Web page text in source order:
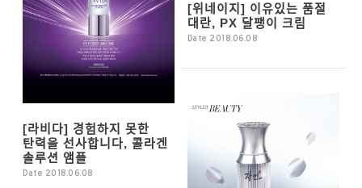
[라비다] 경험하지 못한
탄력을 선사합니다, 콜라겐
솔루션 앰플
Date 2018.06.08
[위네이지] 이유있는 품절
대란, PX 달팽이 크림
Date 2018.06.08